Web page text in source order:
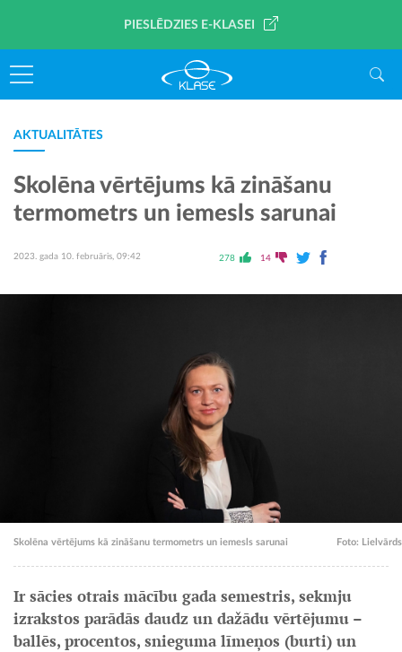
PIESLĒDZIES E-KLASEI
AKTUALITĀTES
Skolēna vērtējums kā zināšanu
termometrs un iemesls sarunai
2023. gada 10. februāris, 09:42 278 14
Skolēna vērtējums kā zināšanu termometrs un iemesls sarunai Foto: Lielvārds
Ir sācies otrais mācību gada semestris, sekmju
izrakstos parādās daudz un dažādu vērtējumu –
ballēs, procentos, snieguma līmeņos (burti) un